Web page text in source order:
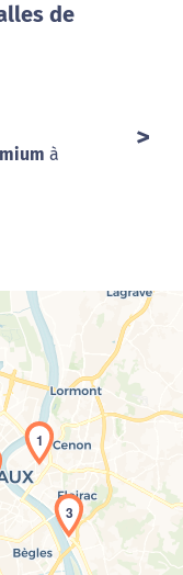
de
à
cours...
1
3